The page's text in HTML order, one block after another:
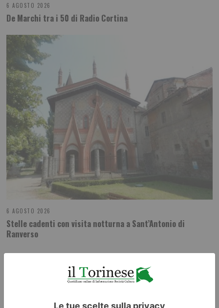
6 AGOSTO 2026
De Marchi tra i 50 di Radio Cortina
6 AGOSTO 2026
Stelle cadenti con visita notturna a Sant’Antonio di
Ranverso
ILTORINESE POST RECENTI